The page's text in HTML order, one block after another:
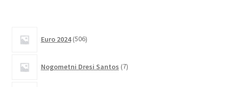
Euro 2024 506izdelkov
Nogometni Dresi Santos 7izdelkov